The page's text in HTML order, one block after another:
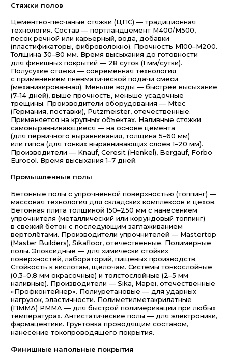
Стяжки полов
Цементно-песчаные стяжки (ЦПС) — традиционная
технология. Состав — портландцемент М400/М500,
песок речной или карьерный, вода, добавки
(пластификаторы, фиброволокно). Прочность М100–М200.
Толщина 30–80 мм. Время высыхания до готовности
для финишных покрытий — 28 суток (1 мм/сутки).
Полусухие стяжки — современная технология
с применением пневматической подачи смеси
(механизированная). Меньше воды — быстрее высыхание
(7–14 дней), выше прочность, меньше усадочные
трещины. Производители оборудования — Mtec
(Германия, поставки), Putzmeister, отечественные.
Применяется на крупных объектах. Наливные стяжки
самовыравнивающиеся — на основе цемента
(для первичного выравнивания, толщина 5–60 мм)
или гипса (для тонких выравнивающих слоёв 1–20 мм).
Производители — Knauf, Ceresit (Henkel), Bergauf, Forbo
Eurocol. Время высыхания 1–7 дней.
Промышленные полы
Бетонные полы с упрочнённой поверхностью (топпинг) —
массовая технология для складских комплексов и цехов.
Бетонная плита толщиной 150–250 мм с нанесением
упрочнителя (металлический или корундовый топпинг)
в свежий бетон с последующим заглаживанием
вертолётами. Производители упрочнителей — Mastertop
(Master Builders), Sikafloor, отечественные. Полимерные
полы. Эпоксидные — для химически стойких
поверхностей, лабораторий, пищевых производств.
Стойкость к кислотам, щелочам. Системы тонкослойные
(0,3–0,8 мм окрасочные) и толстослойные (2–5 мм
наливные). Производители — Sika, Mapei, отечественные
«Профконтейнер». Полиуретановые — для ударных
нагрузок, эластичности. Полиметилметакрилатные
(ПММА) PMMA — для быстрой полимеризации при любых
температурах. Антистатические полы — для электроники,
фармацевтики. Грунтовка проводящим составом,
нанесение токопроводящего покрытия.
Финишные напольные покрытия